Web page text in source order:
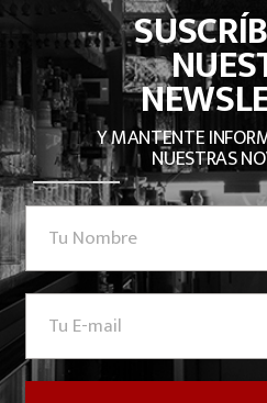
Y MANTENTE
NUESTRAS